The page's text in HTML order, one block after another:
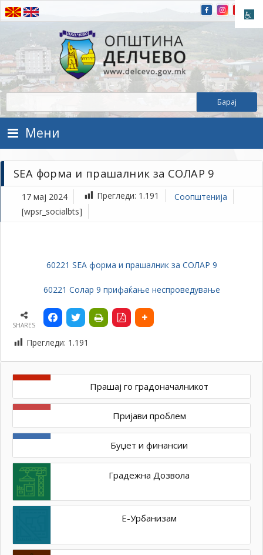
Прескокнете на содржината
Општина Делчево
Општина Делчево
Мени
SEA форма и прашалник за СОЛАР 9
17 мај 2024 Прегледи: 1.191
Соопштенија
[wpsr_socialbts]
60221 SEA форма и прашалник за СОЛАР 9
60221 Солар 9 прифаќање неспроведување
SHARES
Прегледи: 1.191
Прашај го градоначалникот
Пријави проблем
Буџет и финансии
Градежна Дозвола
Е-Урбанизам